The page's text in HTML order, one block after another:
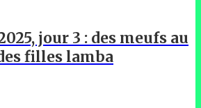
jour 3 : des meufs au
filles lamba